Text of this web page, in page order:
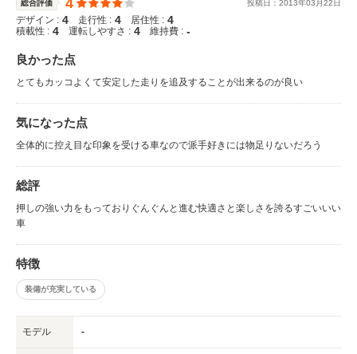
総合評価 投稿日： 2013年03 月 22 日
デザイン : 4 走行性 : 4 居住性 : 4
積載性 : 4 運転しやすさ : 4 維持費 : -
良かった点
とてもカッコよくて安定した走りを追及することが出来るのが良い
気になった点
全体的に控え目な印象を受ける車なので派手好きには物足りないだろう
総評
押しの強い力をもっておりぐんぐんと進む快適さと楽しさを誇るすごいいい
車
特徴
装備が充実している
モデル -